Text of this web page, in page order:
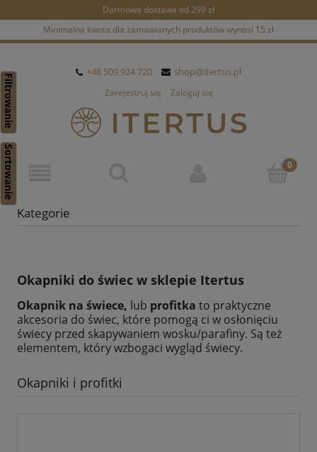
Darmowa dostawa od 299 zł
Minimalna kwota dla zamawianych produktów wynosi 15 zł
+48 509 924 720 shop@itertus.pl
Zarejestruj się Zaloguj się
Kategorie
Okapniki do świec w sklepie Itertus
Okapnik na świece, lub profitka to praktyczne
akcesoria do świec, które pomogą ci w osłonięciu
świecy przed skapywaniem wosku/parafiny. Są też
elementem, który wzbogaci wygląd świecy.
Okapniki i profitki
Filtrowanie
Sortowanie